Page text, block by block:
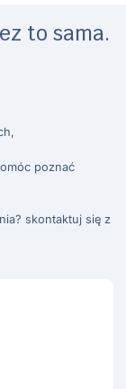
to sama.
poznać
skontaktuj się z